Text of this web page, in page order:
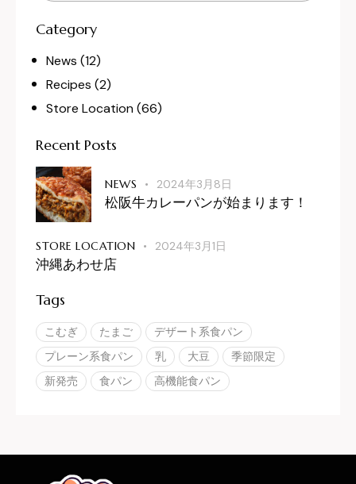
Category
News (12)
Recipes (2)
Store Location(66)
Recent Posts
NEWS 2024年3月8日
松阪牛カレーパンが始まります！
STORE LOCATION 2024年3月1日
沖縄あわせ店
Tags
こむぎ たまご
デザート系食パン
プレーン系食パン
乳 大豆
季節限定
新発売
食パン 高機能食パン